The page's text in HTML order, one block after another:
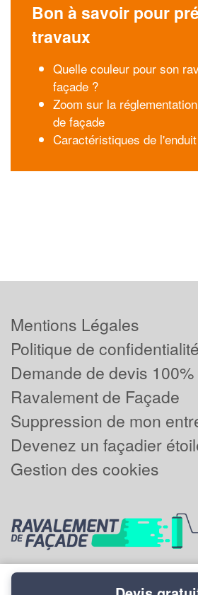
Bon à savoir pour
travaux
Quelle couleur pour son
façade ?
Zoom sur la
de façade
Caractéristiques de l'enduit
Mentions Légales
Politique de confidentialité
Demande de devis
Ravalement de Façade
Suppression de mon
Devenez un façadier
Gestion des cookies